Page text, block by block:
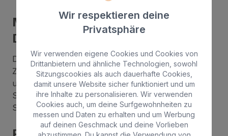
Moderne Annehmlichkeiten und
Dienstleistungen
Die Stadthotels bieten eine große Auswahl an
Zimmern und Suiten für unterschiedliche Vorlieben
und Budgets. Das Angebot reicht von
Standardzimmern bis hin zu luxuriösen Suiten am
Strand von Las Canteras mit Meerblick.
Wir respektieren deine
Privatsphäre
Wir verwenden eigene Cookies und Cookies von
Drittanbietern und ähnliche Technologien, sowohl
Sitzungscookies als auch dauerhafte Cookies,
damit unsere Website sicher funktioniert und um
ihre Inhalte zu personalisieren. Wir verwenden
Cookies auch, um deine Surfgewohnheiten zu
messen und Daten zu erhalten und um Werbung
auf deinen Geschmack und deine Vorlieben